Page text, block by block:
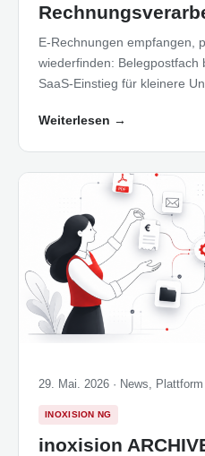
E-Rechnungen empfangen,
wiederfinden: Belegpostfach
SaaS-Einstieg für kleinere
Weiterlesen →
29. Mai. 2026 · News,
INOXISION NG
inoxision